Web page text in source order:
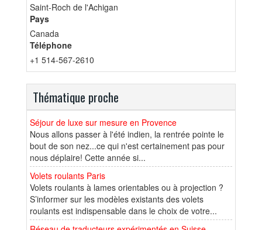
Saint-Roch de l'Achigan
Pays
Canada
Téléphone
+1 514-567-2610
Thématique proche
Séjour de luxe sur mesure en Provence
Nous allons passer à l'été indien, la rentrée pointe le
bout de son nez...ce qui n'est certainement pas pour
nous déplaire! Cette année si...
Volets roulants Paris
Volets roulants à lames orientables ou à projection ?
S’informer sur les modèles existants des volets
roulants est indispensable dans le choix de votre...